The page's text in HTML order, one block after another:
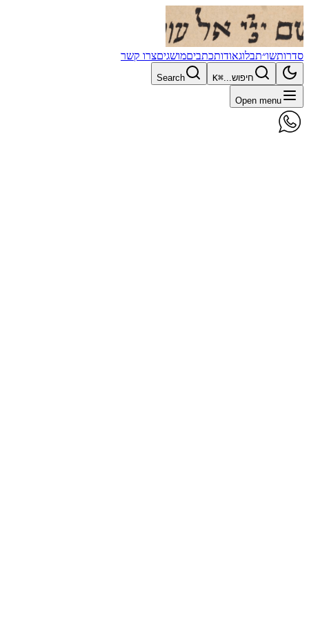
סדרותשו״תבלוגאודותכתביםמושגיםצרו קשר
חיפוש...⌘K
Search
Open menu